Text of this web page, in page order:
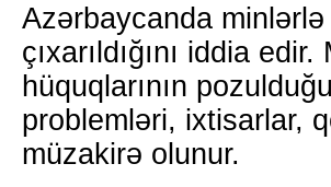
Azərbaycanda
çıxarıldığını iddia
hüquqlarının
problemləri, ixtisarlar,
müzakirə olunur.